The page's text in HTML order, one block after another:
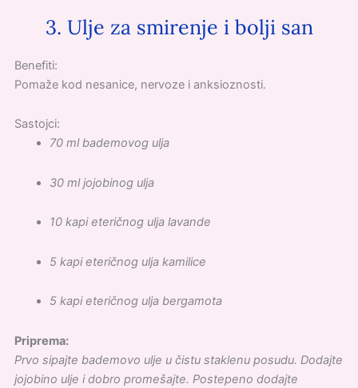
3. Ulje za smirenje i bolji san
Benefiti:
Pomaže kod nesanice, nervoze i anksioznosti.
Sastojci:
70 ml bademovog ulja
30 ml jojobinog ulja
10 kapi eteričnog ulja lavande
5 kapi eteričnog ulja kamilice
5 kapi eteričnog ulja bergamota
Priprema:
Prvo sipajte bademovo ulje u čistu staklenu posudu. Dodajte
jojobino ulje i dobro promešajte. Postepeno dodajte